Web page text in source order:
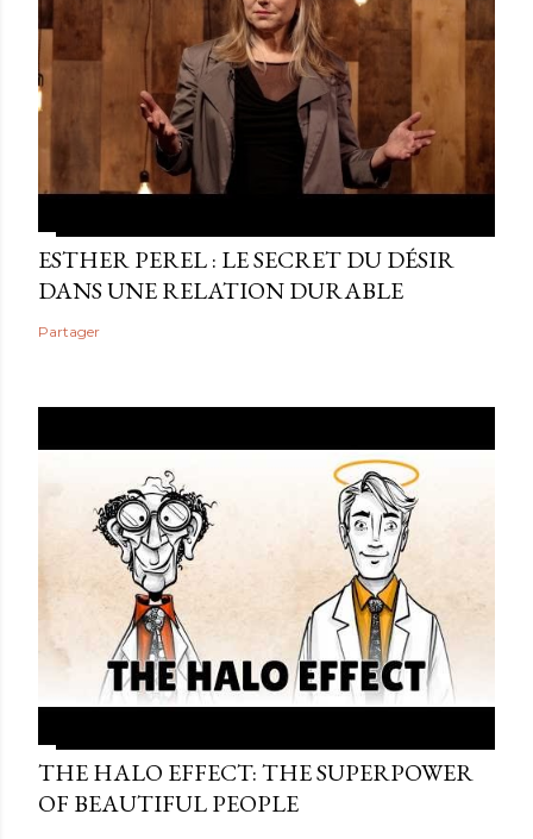
ESTHER PEREL : LE SECRET DU DÉSIR
DANS UNE RELATION DURABLE
Partager
THE HALO EFFECT: THE SUPERPOWER
OF BEAUTIFUL PEOPLE